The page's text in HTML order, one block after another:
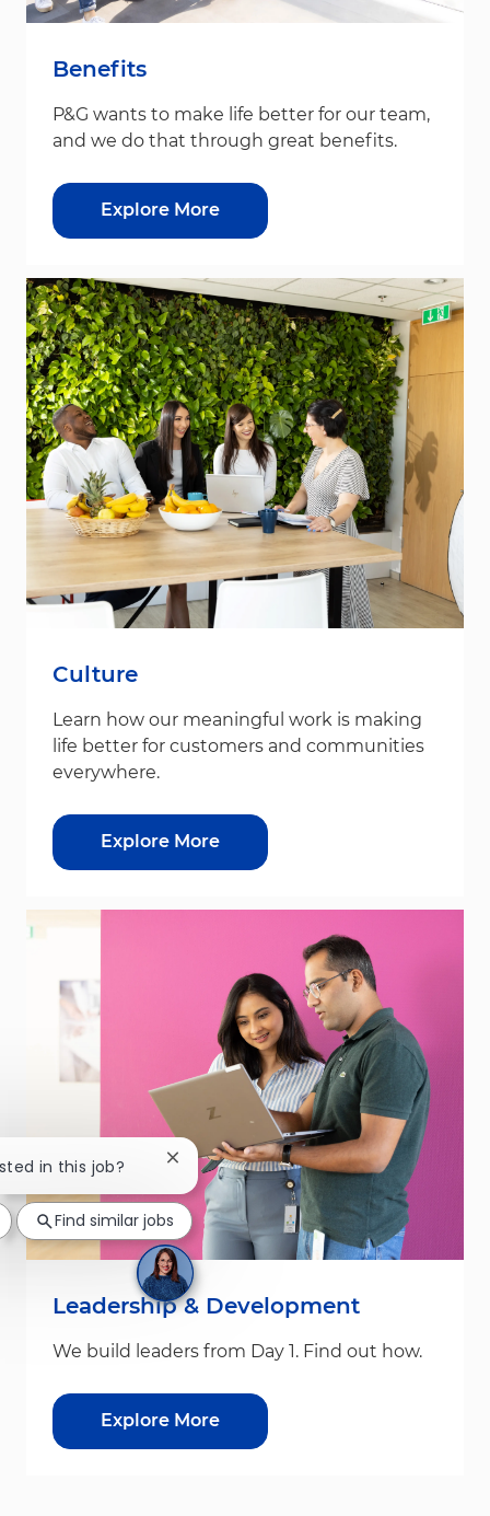
Benefits
P&G wants to make life better for our team,
and we do that through great benefits.
Explore More
Culture
Learn how our meaningful work is making
life better for customers and communities
everywhere.
Explore More
Leadership & Development
We build leaders from Day 1. Find out how.
Explore More
in this job? Close chatbot notification
Find similar jobs